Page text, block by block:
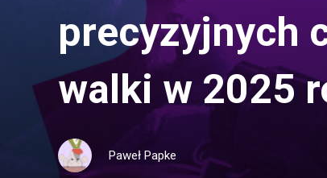
precyzyjnych
walki w 2025
Paweł Papke